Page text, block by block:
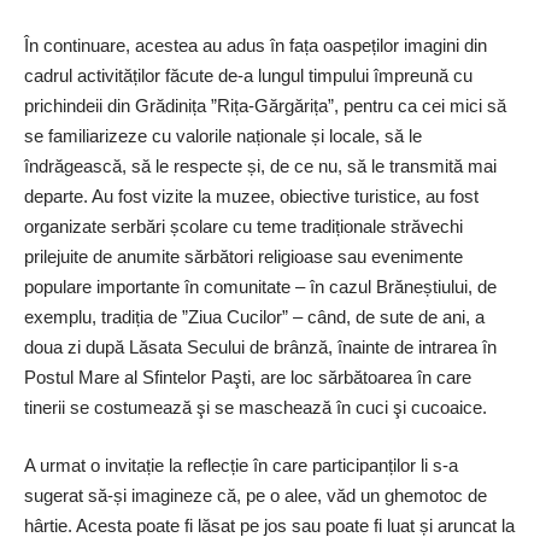
În continuare, acestea au adus în fața oaspeților imagini din
cadrul activităților făcute de-a lungul timpului împreună cu
prichindeii din Grădinița ”Rița-Gărgărița”, pentru ca cei mici să
se familiarizeze cu valo­rile naționale și locale, să le
îndrăgească, să le respecte și, de ce nu, să le transmită mai
departe. Au fost vizite la muzee, obiective turistice, au fost
organizate serbări școlare cu teme tradiționale străvechi
prilejuite de anumite sărbători religioase sau evenimente
populare importante în comunitate – în cazul Brăneștiului, de
exemplu, tradiția de ”Ziua Cucilor” – când, de sute de ani, a
doua zi după Lăsata Secului de brânză, înainte de intrarea în
Postul Mare al Sfintelor Paşti, are loc sărbătoarea în care
tinerii se costumează şi se maschează în cuci şi cucoaice.
A urmat o invitație la re­flecție în care participanților li s-a
sugerat să-și imagineze că, pe o alee, văd un ghemotoc de
hârtie. Acesta poate fi lăsat pe jos sau poate fi luat și aruncat la